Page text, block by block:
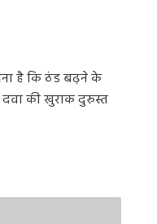
है कि ठंड बढ़ने के
की खुराक दुरुस्त